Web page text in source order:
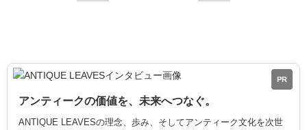
PR
アンティークの価値を、未来へつなぐ。
ANTIQUE LEAVESの理念、歩み、そしてアンティーク文化を次世